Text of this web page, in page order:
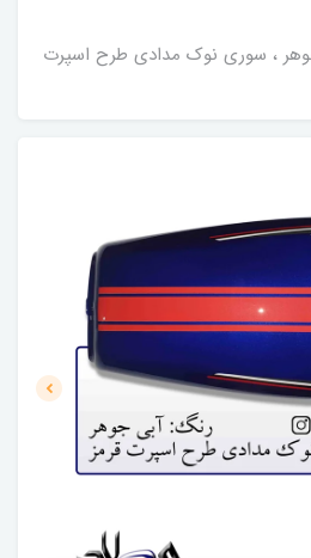
، سوری نوک مدادی طرح اسپرت